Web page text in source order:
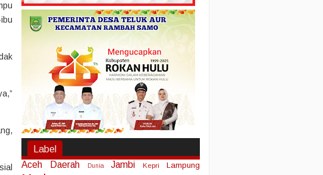
Label
Aceh
Daerah Dunia Jambi Kepri Lampung